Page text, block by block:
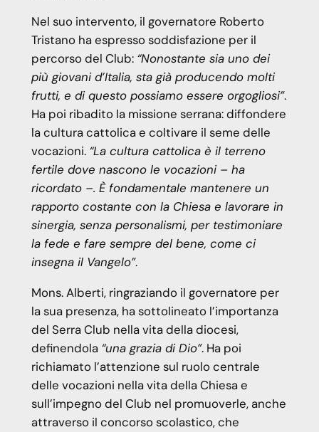
Nel suo intervento, il governatore Roberto
Tristano ha espresso soddisfazione per il
percorso del Club: “Nonostante sia uno dei
più giovani d’Italia, sta già producendo molti
frutti, e di questo possiamo essere orgogliosi”.
Ha poi ribadito la missione serrana: diffondere
la cultura cattolica e coltivare il seme delle
vocazioni. “La cultura cattolica è il terreno
fertile dove nascono le vocazioni – ha
ricordato –. È fondamentale mantenere un
rapporto costante con la Chiesa e lavorare in
sinergia, senza personalismi, per testimoniare
la fede e fare sempre del bene, come ci
insegna il Vangelo”.
Mons. Alberti, ringraziando il governatore per
la sua presenza, ha sottolineato l’importanza
del Serra Club nella vita della diocesi,
definendola “una grazia di Dio”. Ha poi
richiamato l’attenzione sul ruolo centrale
delle vocazioni nella vita della Chiesa e
sull’impegno del Club nel promuoverle, anche
attraverso il concorso scolastico, che